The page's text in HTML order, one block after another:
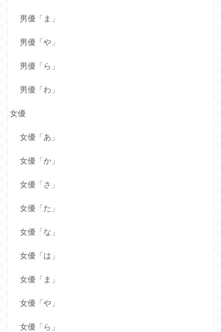
男優「ま」
男優「や」
男優「ら」
男優「わ」
女優
女優「あ」
女優「か」
女優「さ」
女優「た」
女優「な」
女優「は」
女優「ま」
女優「や」
女優「ら」